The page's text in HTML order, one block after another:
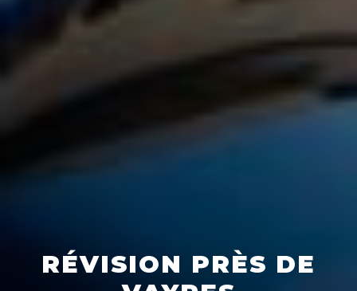
RÉVISION PRÈS DE